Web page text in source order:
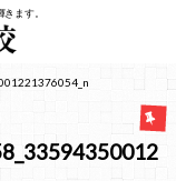
ます。